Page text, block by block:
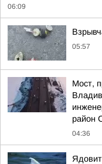
06:09
05:57
Мост,
район
04:36